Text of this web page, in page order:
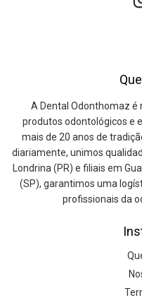
A Dental Odonthomaz
produtos odontológicos e
mais de 20 anos de
diariamente, unimos
Londrina (PR) e filiais em
(SP), garantimos uma
profissionais da